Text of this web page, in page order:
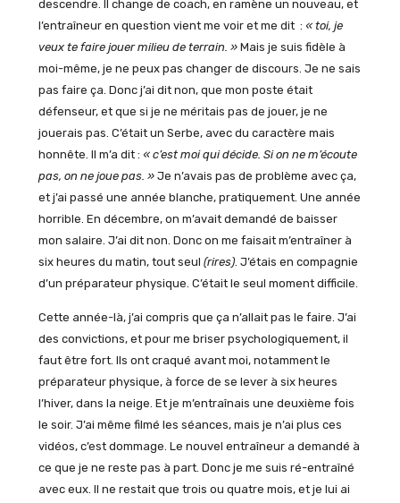
descendre. Il change de coach, en ramène un nouveau, et
l’entraîneur en question vient me voir et me dit : « toi, je
veux te faire jouer milieu de terrain. »Mais je suis fidèle à
moi-même, je ne peux pas changer de discours. Je ne sais
pas faire ça. Donc j’ai dit non, que mon poste était
défenseur, et que si je ne méritais pas de jouer, je ne
jouerais pas. C’était un Serbe, avec du caractère mais
honnête. Il m’a dit : « c’est moi qui décide. Si on ne m’écoute
pas, on ne joue pas. »Je n’avais pas de problème avec ça,
et j’ai passé une année blanche, pratiquement. Une année
horrible. En décembre, on m’avait demandé de baisser
mon salaire. J’ai dit non. Donc on me faisait m’entraîner à
six heures du matin, tout seul (rires). J’étais en compagnie
d’un préparateur physique. C’était le seul moment difficile.
Cette année-là, j’ai compris que ça n’allait pas le faire. J’ai
des convictions, et pour me briser psychologiquement, il
faut être fort. Ils ont craqué avant moi, notamment le
préparateur physique, à force de se lever à six heures
l’hiver, dans la neige. Et je m’entraînais une deuxième fois
le soir. J’ai même filmé les séances, mais je n’ai plus ces
vidéos, c’est dommage. Le nouvel entraîneur a demandé à
ce que je ne reste pas à part. Donc je me suis ré-entraîné
avec eux. Il ne restait que trois ou quatre mois, et je lui ai